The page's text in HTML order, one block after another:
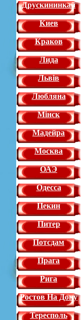
Друскининкай
Киев
Краков
Лида
Львiв
Любляна
Мінск
Мадейра
Москва
ОАЭ
Одесса
Пекин
Питер
Потсдам
Прага
Рига
Ростов На Дону
Тересполь